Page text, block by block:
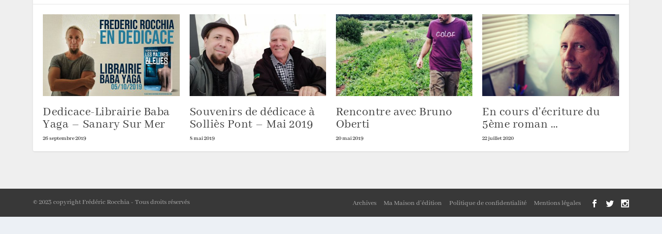
Dedicace-Librairie Baba
Yaga – Sanary Sur Mer
26 septembre 2019
Souvenirs de dédicace à
Solliès Pont – Mai 2019
8 mai 2019
Rencontre avec Bruno
Oberti
20 mai 2019
En cours d’écriture du
5ème roman …
22 juillet 2020
© 2023 copyright Frédéric Rocchia - Tous droits réservés Archives Ma Maison d’édition Politique de confidentialité Mentions légales